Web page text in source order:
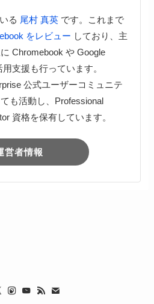
る 尾村 真英です。これまで
をレビュー しており、主
Chromebook や Google
支援も行っています。
公式ユーザーコミュニテ
も活動し、Professional
資格を保有しています。
営者情報